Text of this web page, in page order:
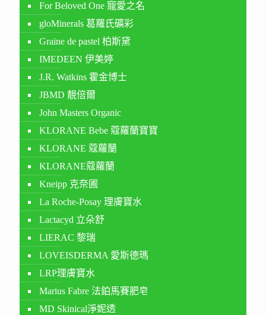
For Beloved One 寵愛之名
gloMinerals 葛羅氏礦彩
Graine de pastel 柏斯黛
IMEDEEN 伊美婷
J.R. Watkins 霍金博士
JBMD 靚倍爾
John Masters Organic
KLORANE Bebe 蔻蘿蘭寶寶
KLORANE 蔻蘿蘭
KLORANE蔻蘿蘭
Kneipp 克奈圃
La Roche-Posay 理膚寶水
Lactacyd 立朵舒
LIERAC 黎瑞
LOVEISDERMA 愛斯德瑪
LRP理膚寶水
Marius Fabre 法鉑馬賽肥皂
MD Skinical淨妮透